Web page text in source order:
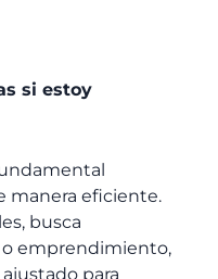
si estoy
manera eficiente.
busca
emprendimiento,
para